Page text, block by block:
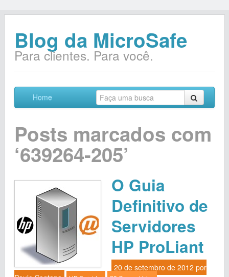
Blog da MicroSafe
Para clientes. Para você.
Home
Posts marcados com
‘639264-205’
O Guia
Definitivo de
Servidores
HP ProLiant
20 de setembro de 2012 por